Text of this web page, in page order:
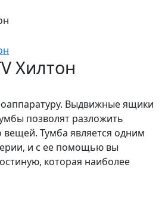
Хилтон
Выдвижные ящики
позволят разложить
Тумба является одним
и с ее помощью вы
которая наиболее